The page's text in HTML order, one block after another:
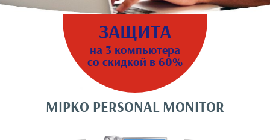
ЗАЩИТА
на 3 компьютера
со скидкой в 60%
MIPKO PERSONAL MONITOR